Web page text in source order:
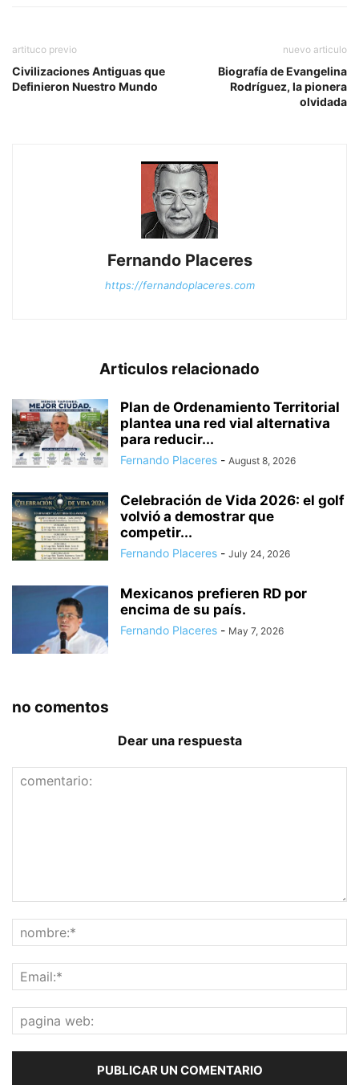
artituco previo
Civilizaciones Antiguas que
Definieron Nuestro Mundo
nuevo articulo
Biografía de Evangelina
Rodríguez, la pionera
olvidada
Fernando Placeres
https://fernandoplaceres.com
Articulos relacionado
Plan de Ordenamiento Territorial
plantea una red vial alternativa
para reducir...
Fernando Placeres - August 8, 2026
Celebración de Vida 2026: el golf
volvió a demostrar que
competir...
Fernando Placeres - July 24, 2026
Mexicanos prefieren RD por
encima de su país.
Fernando Placeres - May 7, 2026
no comentos
Dear una respuesta